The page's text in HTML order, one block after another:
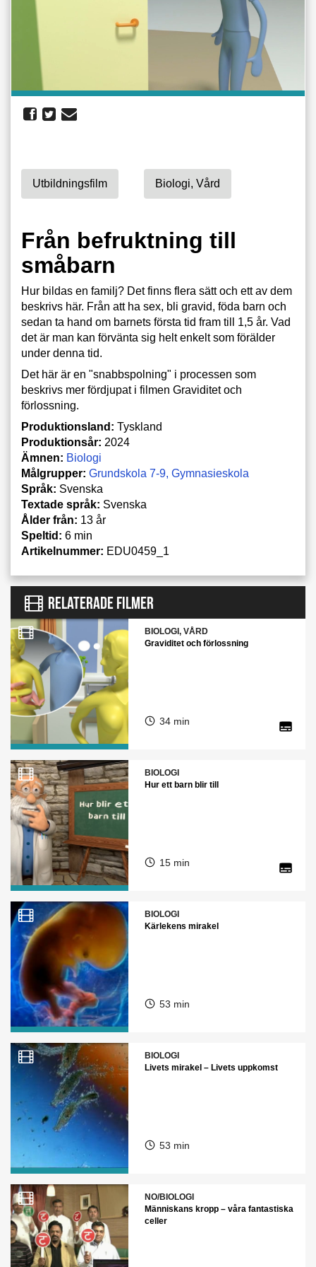
Utbildningsfilm Biologi, Vård
Från befruktning till
småbarn
Hur bildas en familj? Det finns flera sätt och ett av dem
beskrivs här. Från att ha sex, bli gravid, föda barn och
sedan ta hand om barnets första tid fram till 1,5 år. Vad
det är man kan förvänta sig helt enkelt som förälder
under denna tid.
Det här är en "snabbspolning" i processen som
beskrivs mer fördjupat i filmen Graviditet och
förlossning.
Produktionsland: Tyskland
Produktionsår: 2024
Ämnen: Biologi
Målgrupper: Grundskola 7-9 Gymnasieskola
Språk: Svenska
Textade språk: Svenska
Ålder från: 13 år
Speltid: 6 min
Artikelnummer: EDU0459_1
RELATERADE FILMER
BIOLOGI, VÅRD
Graviditet och förlossning
34 min
BIOLOGI
Hur ett barn blir till
15 min
BIOLOGI
Kärlekens mirakel
53 min
BIOLOGI
Livets mirakel – Livets uppkomst
53 min
NO/BIOLOGI
Människans kropp – våra fantastiska
celler